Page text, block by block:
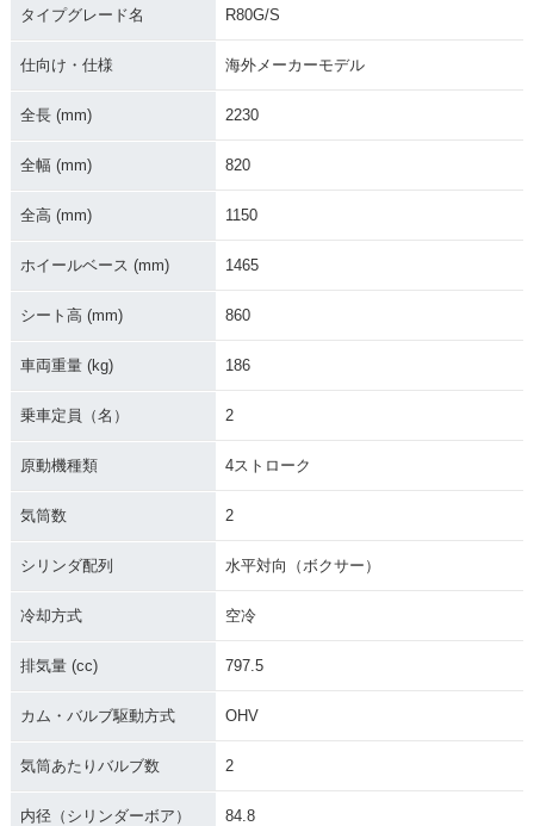
新登場
タイプグレード名 R80G/S
仕向け・仕様 海外メーカーモデル
全長 (mm) 2230
全幅 (mm) 820
全高 (mm) 1150
ホイールベース (mm) 1465
シート高 (mm) 860
車両重量 (kg) 186
乗車定員（名） 2
原動機種類 4ストローク
気筒数 2
シリンダ配列 水平対向（ボクサー）
冷却方式 空冷
排気量 (cc) 797.5
カム・バルブ駆動方式 OHV
気筒あたりバルブ数 2
内径（シリンダーボア）
84.8